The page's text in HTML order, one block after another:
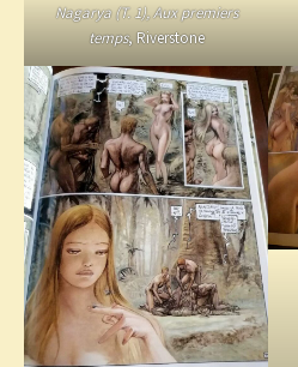
Nagarya (T. 1), Aux premiers
temps, Riverstone